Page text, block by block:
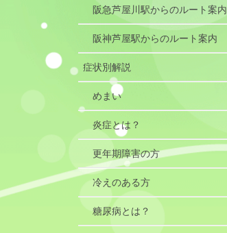
阪急芦屋川駅からのルート案内
阪神芦屋駅からのルート案内
症状別解説
めまい
炎症とは？
更年期障害の方
冷えのある方
糖尿病とは？